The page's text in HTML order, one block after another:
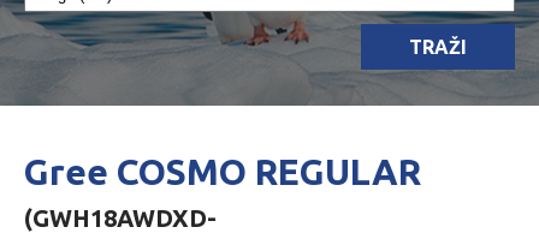
TRAŽI
Gree COSMO REGULAR
(GWH18AWDXD-